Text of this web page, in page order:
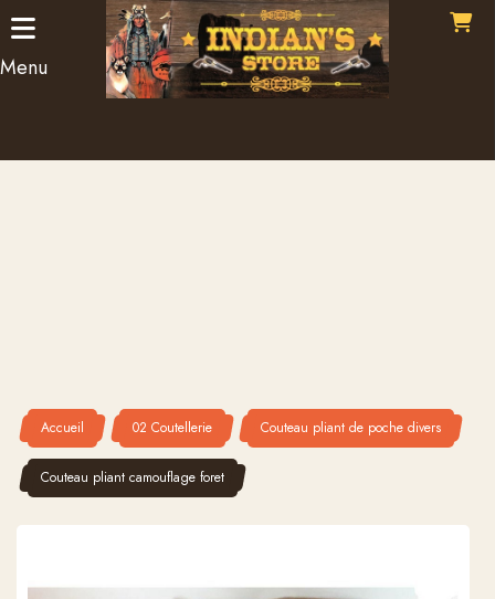
Menu
Accueil 02 Coutellerie Couteau pliant de poche divers
Couteau pliant camouflage foret
Panneau de gestion des cookies